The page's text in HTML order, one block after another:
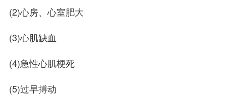
(2)心房、心室肥大
(3)心肌缺血
(4)急性心肌梗死
(5)过早搏动